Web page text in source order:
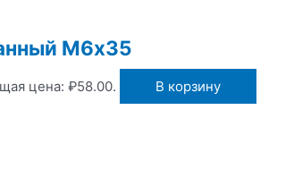
М6х35
цена: ₽58.00. В корзину